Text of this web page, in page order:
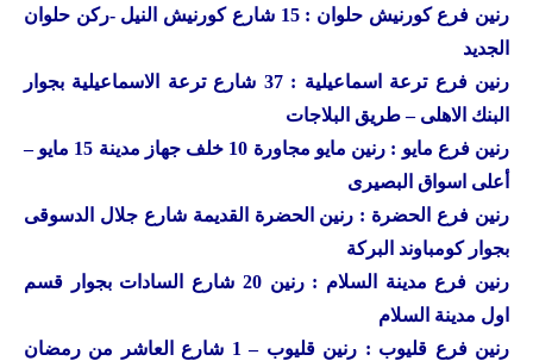
رنين فرع كورنيش حلوان : 15 شارع كورنيش النيل -ركن حلوان
الجديد
رنين فرع ترعة اسماعيلية : 37 شارع ترعة الاسماعيلية بجوار
البنك الاهلى – طريق البلاجات
رنين فرع مايو : رنين مايو مجاورة 10 خلف جهاز مدينة 15 مايو –
أعلى اسواق البصيرى
رنين فرع الحضرة : رنين الحضرة القديمة شارع جلال الدسوقى
بجوار كومباوند البركة
رنين فرع مدينة السلام : رنين 20 شارع السادات بجوار قسم
اول مدينة السلام
رنين فرع قليوب : رنين قليوب – 1 شارع العاشر من رمضان